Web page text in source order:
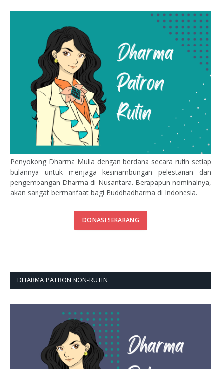
Penyokong Dharma Mulia dengan berdana secara rutin setiap
bulannya untuk menjaga kesinambungan pelestarian dan
pengembangan Dharma di Nusantara. Berapapun nominalnya,
akan sangat bermanfaat bagi Buddhadharma di Indonesia.
DONASI SEKARANG
DHARMA PATRON NON-RUTIN